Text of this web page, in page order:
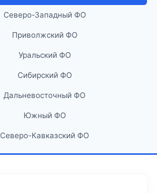
Северо-Западный ФО
Приволжский ФО
Уральский ФО
Сибирский ФО
Дальневосточный ФО
Южный ФО
Северо-Кавказский ФО